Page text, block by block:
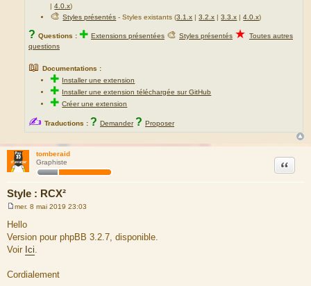
|4.0.x)
🎨Styles présentés - Styles existants (3.1.x |3.2.x |3.3.x |4.0.x)
? Questions : ✚ Extensions présentées 🎨 Styles présentés ★ Toutes autres
questions
📖 Documentations :
✚ Installer une extension
✚ Installer une extension téléchargée sur GitHub
✚Créer une extension
✍ Traductions : ? Demander ? Proposer
tomberaid
Graphiste
Style : RCX²
Citation
e
s
s
a
g
mer. 8 mai 2019 23:03
Hello
Version pour phpBB 3.2.7, disponible.
Voir Ici.
Cordialement